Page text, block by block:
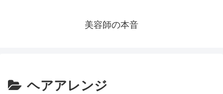
美容師の本音
ヘアアレンジ